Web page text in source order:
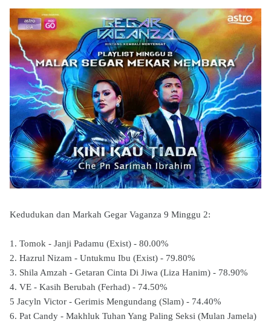
Kedudukan dan Markah Gegar Vaganza 9 Minggu 2:
1. Tomok - Janji Padamu (Exist) - 80.00%
2. Hazrul Nizam - Untukmu Ibu (Exist) - 79.80%
3. Shila Amzah - Getaran Cinta Di Jiwa (Liza Hanim) - 78.90%
4. VE - Kasih Berubah (Ferhad) - 74.50%
5 Jacyln Victor - Gerimis Mengundang (Slam) - 74.40%
6. Pat Candy - Makhluk Tuhan Yang Paling Seksi (Mulan Jamela)